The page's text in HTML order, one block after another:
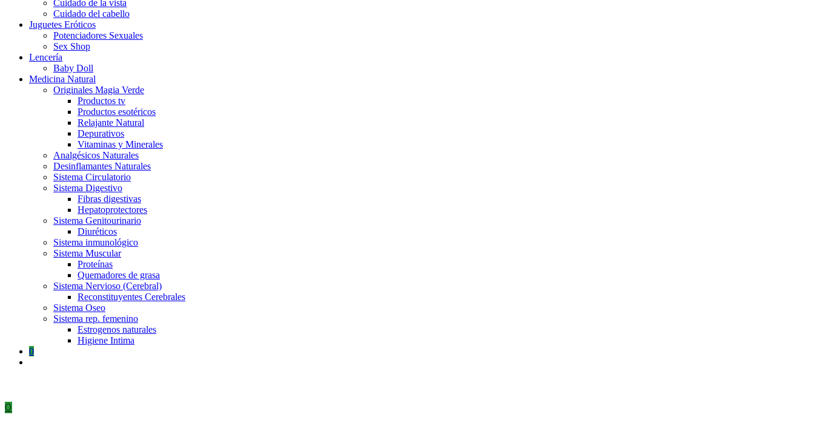
Cuidado de la vista
Cuidado del cabello
Juguetes Eróticos
Potenciadores Sexuales
Sex Shop
Lencería
Baby Doll
Medicina Natural
Originales Magia Verde
Productos tv
Productos esotéricos
Relajante Natural
Depurativos
Vitaminas y Minerales
Analgésicos Naturales
Desinflamantes Naturales
Sistema Circulatorio
Sistema Digestivo
Fibras digestivas
Hepatoprotectores
Sistema Genitourinario
Diuréticos
Sistema inmunológico
Sistema Muscular
Proteínas
Quemadores de grasa
Sistema Nervioso (Cerebral)
Reconstituyentes Cerebrales
Sistema Oseo
Sistema rep. femenino
Estrogenos naturales
Higiene Intima
0
0